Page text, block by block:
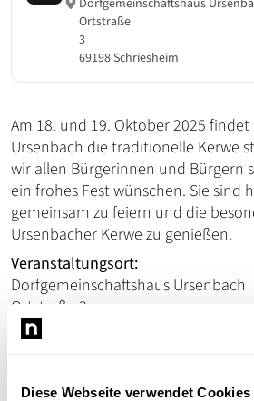
Diese Webseite verwendet Cookies
Ortstraße
3
69198 Schriesheim
Am 18. und 19. Oktober 2025
Ursenbach die traditionelle Kerwe
wir allen Bürgerinnen und Bürgern
ein frohes Fest wünschen. Sie sind
gemeinsam zu feiern und die
Ursenbacher Kerwe zu genießen.
Veranstaltungsort:
Dorfgemeinschaftshaus Ursenbach
Ortstraße 3
69198 Schriesheim